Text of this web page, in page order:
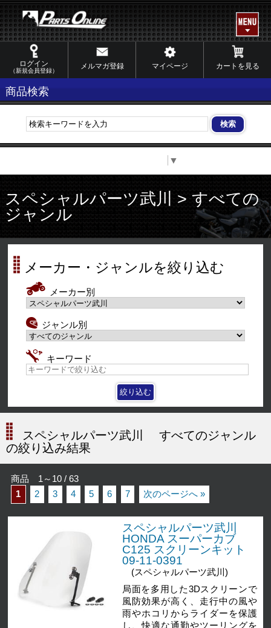
ログイン
（新規会員登録）
メルマガ登録 マイページ カートを見る
商品検索
▼
スペシャルパーツ武川 > すべての
ジャンル
メーカー・ジャンルを絞り込む
メーカー別
ジャンル別
キーワード
スペシャルパーツ武川
すべてのジャンル
の絞り込み結果
商品 1～10 / 63
1
2 3 4 5 6 7 次のページへ »
スペシャルパーツ武川
HONDA スーパーカブ
C125 スクリーンキット
09-11-0391
(スペシャルパーツ武川)
局面を多用した3Dスクリーンで
風防効果が高く、走行中の風や
雨やホコリからライダーを保護
し、快適な通勤やツーリングを